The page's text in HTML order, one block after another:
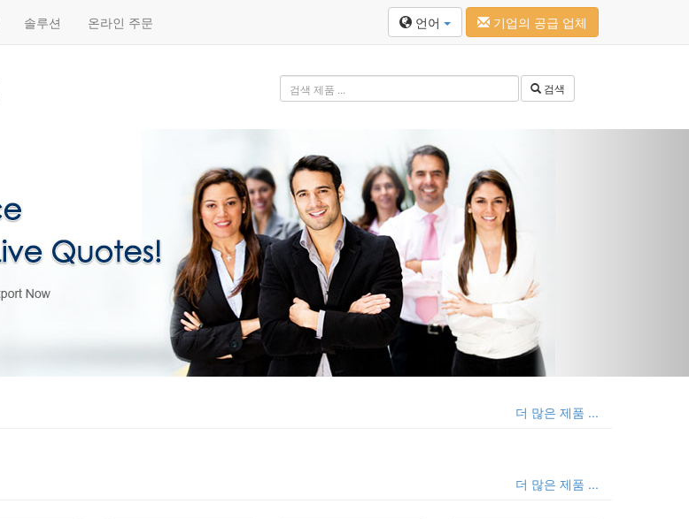
솔루션 온라인 주문 언어 기업의 공급 업체
검색
더 많은 제품 ...
더 많은 제품 ...